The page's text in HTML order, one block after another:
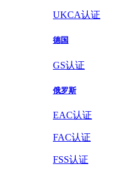
UKCA认证
德国
GS认证
俄罗斯
EAC认证
FAC认证
FSS认证